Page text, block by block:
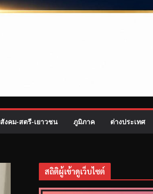
สังคม-สตรี-เยาวชน ภูมิภาค ต่างประเทศ
สถิติผู้เข้าดูเว็บไซต์